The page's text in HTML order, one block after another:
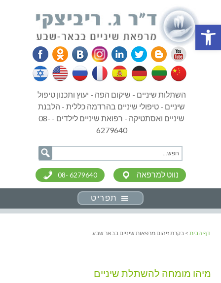
פתח סרגל נגישות
השתלות שיניים - שיקום הפה - יעוץ ותכנון טיפול
שיניים - טיפולי שיניים בהרדמה כללית - הלבנת
שיניים ואסתטיקה - רפואת שיניים לילדים - 08-
6279640
08- 6279640 נווט למרפאה
תפריט
דף הבית > בקרת זיהום מרפאות שיניים בבאר שבע
מיהו מומחה להשתלת שיניים